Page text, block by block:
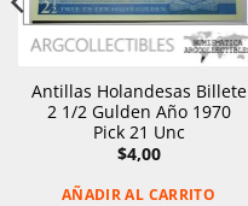
Antillas Holandesas Billete
2 1/2 Gulden Año 1970
Pick 21 Unc
$4,00
AÑADIR AL CARRITO